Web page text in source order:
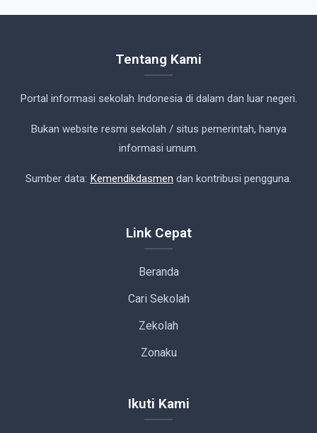
Tentang Kami
Portal informasi sekolah Indonesia di dalam dan luar negeri.
Bukan website resmi sekolah / situs pemerintah, hanya
informasi umum.
Sumber data: Kemendikdasmen dan kontribusi pengguna.
Link Cepat
Beranda
Cari Sekolah
Zekolah
Zonaku
Ikuti Kami